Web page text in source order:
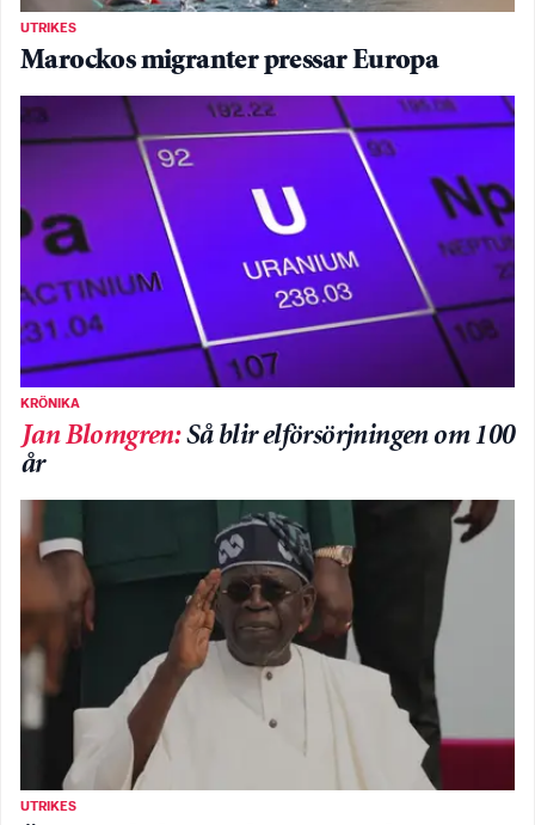
UTRIKES
Marockos migranter pressar Europa
KRÖNIKA
Jan Blomgren:Så blir elförsörjningen om 100
år
UTRIKES